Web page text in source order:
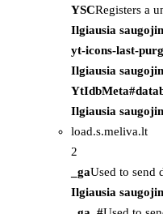
YSCRegisters a
Ilgiausia
yt-icons-last-
Ilgiausia
Ilgiausia
load.s.meliva.lt
2
_gaUsed to send
Ilgiausia